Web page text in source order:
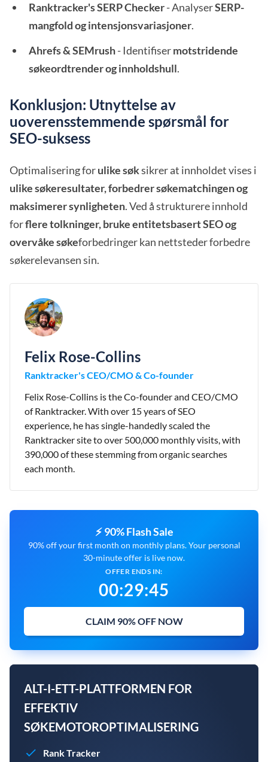
Ranktracker's SERP Checker- AnalyserSERP-
mangfold og intensjonsvariasjoner.
Ahrefs & SEMrush- Identifisermotstridende
søkeordtrender og innholdshull.
Konklusjon: Utnyttelse av
uoverensstemmende spørsmål for
SEO-suksess
Optimalisering forulike søksikrer at innholdet vises i
ulike søkeresultater, forbedrer søkematchingen og
maksimerer synligheten. Ved å strukturere innhold
forflere tolkninger, bruke entitetsbasert SEO og
overvåke søkeforbedringer kan nettsteder forbedre
søkerelevansen sin.
Felix Rose-Collins
Ranktracker's CEO/CMO & Co-founder
Felix Rose-Collins is the Co-founder and CEO/CMO
of Ranktracker. With over 15 years of SEO
experience, he has single-handedly scaled the
Ranktracker site to over 500,000 monthly visits, with
390,000 of these stemming from organic searches
each month.
⚡ 90% Flash Sale
90% off your first month on monthly plans. Your personal
30-minute offer is live now.
OFFER ENDS IN:
00:29:45
CLAIM 90% OFF NOW
ALT-I-ETT-PLATTFORMEN FOR
EFFEKTIV
SØKEMOTOROPTIMALISERING
Rank Tracker